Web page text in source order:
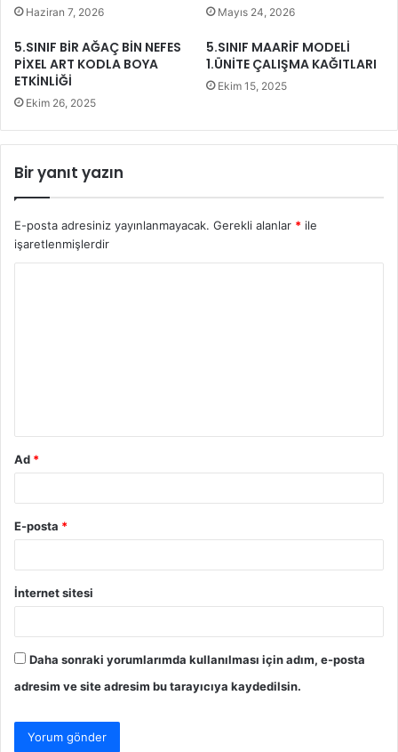
Haziran 7, 2026 Mayıs 24, 2026
5.SINIF BİR AĞAÇ BİN NEFES
PİXEL ART KODLA BOYA
ETKİNLİĞİ
Ekim 26, 2025
5.SINIF MAARİF MODELİ
1.ÜNİTE ÇALIŞMA KAĞITLARI
Ekim 15, 2025
Bir yanıt yazın
E-posta adresiniz yayınlanmayacak. Gerekli alanlar * ile
işaretlenmişlerdir
Ad *
E-posta *
İnternet sitesi
Daha sonraki yorumlarımda kullanılması için adım, e-posta
adresim ve site adresim bu tarayıcıya kaydedilsin.